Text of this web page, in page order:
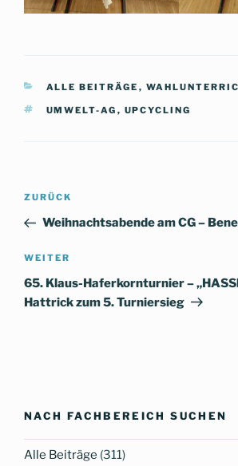
KATEGORIEN
ALLE BEITRÄGE ,
SCHLAGWÖRTER
UMWELT-AG , UPCYCLING
Beitragsnavigation
Vorheriger
Beitrag
ZURÜCK
Weihnachtsabende am CG –
Nächster
Beitrag
WEITER
65. Klaus-Haferkornturnier –
Hattrick zum 5. Turniersieg
NACH FACHBEREICH SUCHEN
Alle Beiträge (311)